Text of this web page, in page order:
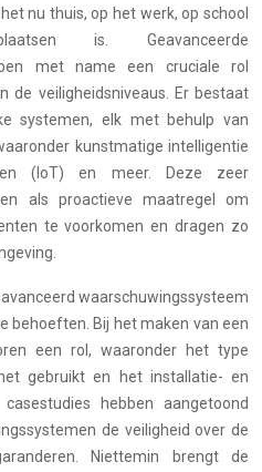
nu thuis, op het werk, op school
is. Geavanceerde
met name een cruciale rol
de veiligheidsniveaus. Er bestaat
systemen, elk met behulp van
kunstmatige intelligentie
(IoT) en meer. Deze zeer
als proactieve maatregel om
te voorkomen en dragen zo
waarschuwingssysteem
behoeften. Bij het maken van een
een rol, waaronder het type
gebruikt en het installatie- en
hebben aangetoond
de veiligheid over de
Niettemin brengt de